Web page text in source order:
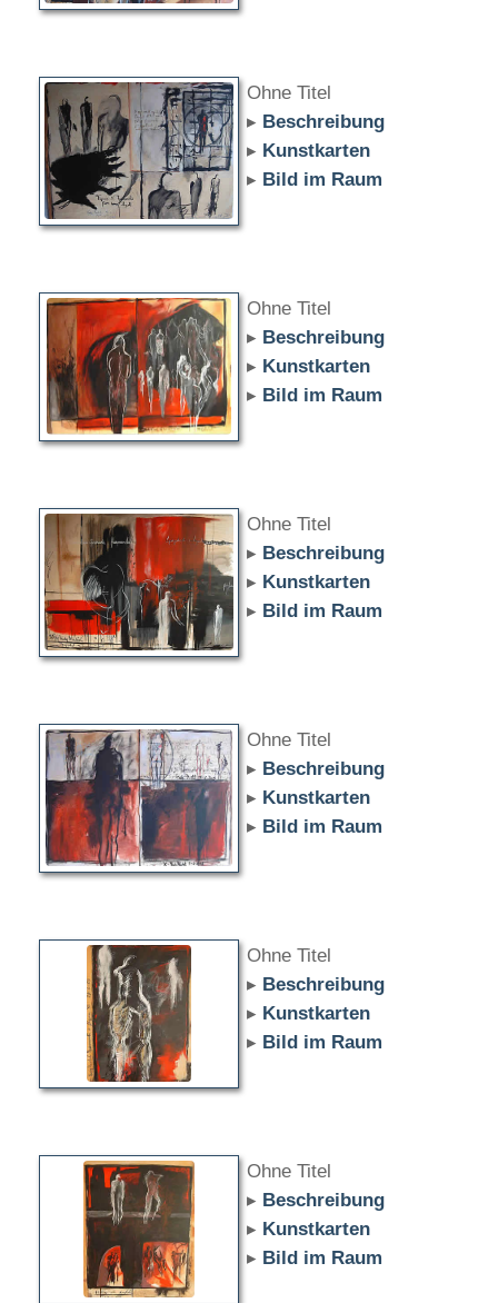
Ohne Titel
▸ Beschreibung
▸ Kunstkarten
▸ Bild im Raum
Ohne Titel
▸ Beschreibung
▸ Kunstkarten
▸ Bild im Raum
Ohne Titel
▸ Beschreibung
▸ Kunstkarten
▸ Bild im Raum
Ohne Titel
▸ Beschreibung
▸ Kunstkarten
▸ Bild im Raum
Ohne Titel
▸ Beschreibung
▸ Kunstkarten
▸ Bild im Raum
Ohne Titel
▸ Beschreibung
▸ Kunstkarten
▸ Bild im Raum